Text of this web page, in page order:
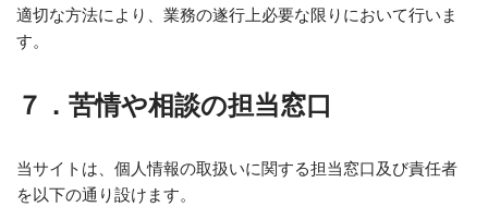
適切な方法により、業務の遂行上必要な限りにおいて行いま
す。
７． 苦情や相談の担当窓口
当サイトは、個人情報の取扱いに関する担当窓口及び責任者
を以下の通り設けます。